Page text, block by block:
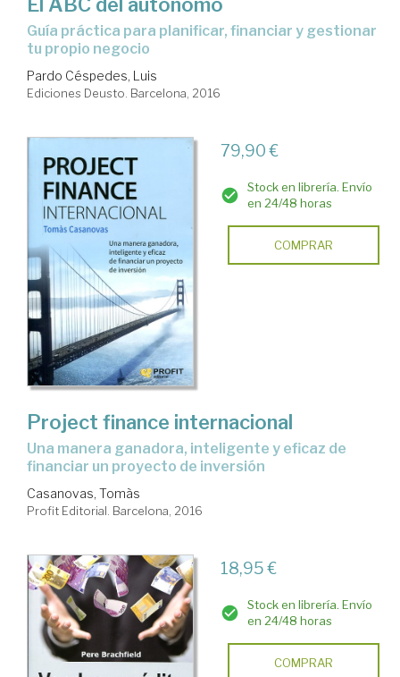
guía práctica para planificar, financiar y gestionar
tu propio negocio
Pardo Céspedes, Luis
Ediciones Deusto. Barcelona, 2016
79,90 €
Stock en librería. Envío
en 24/48 horas
COMPRAR
Project finance internacional
una manera ganadora, inteligente y eficaz de
financiar un proyecto de inversión
Casanovas, Tomàs
Profit Editorial. Barcelona, 2016
18,95 €
Stock en librería. Envío
en 24/48 horas
COMPRAR